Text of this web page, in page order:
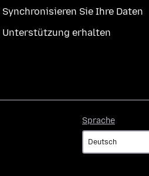
Synchronisieren Sie Ihre Daten
Unterstützung erhalten
Sprache